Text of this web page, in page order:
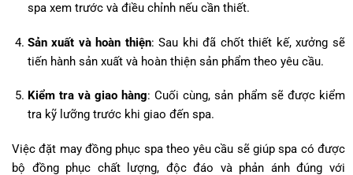
spa xem trước và điều chỉnh nếu cần thiết.
Sản xuất và hoàn thiện: Sau khi đã chốt thiết kế, xưởng sẽ
tiến hành sản xuất và hoàn thiện sản phẩm theo yêu cầu.
Kiểm tra và giao hàng: Cuối cùng, sản phẩm sẽ được kiểm
tra kỹ lưỡng trước khi giao đến spa.
Việc đặt may đồng phục spa theo yêu cầu sẽ giúp spa có được
bộ đồng phục chất lượng, độc đáo và phản ánh đúng với